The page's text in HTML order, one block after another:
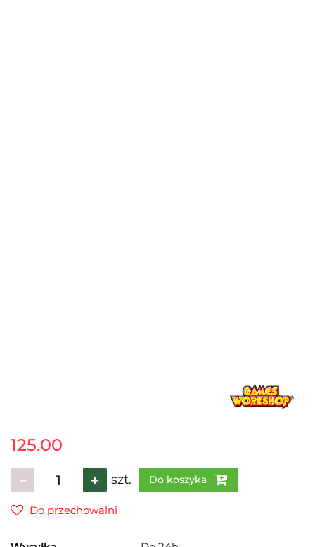
125.00
szt. Do koszyka
Do przechowalni